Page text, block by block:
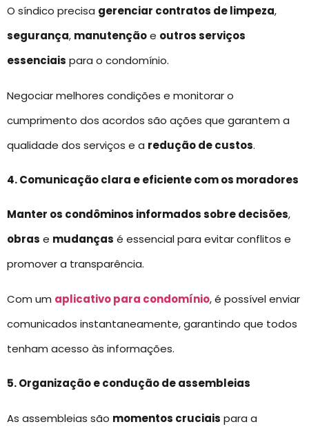
O síndico precisa gerenciar contratos de limpeza,
segurança, manutençãoe outros serviços
essenciais para o condomínio.
Negociar melhores condições e monitorar o
cumprimento dos acordos são ações que garantem a
qualidade dos serviços e a redução de custos.
4. Comunicação clara e eficiente com os moradores
Manter os condôminos informados sobre decisões,
obras e mudanças é essencial para evitar conflitos e
promover a transparência.
Com um aplicativo para condomínio, é possível enviar
comunicados instantaneamente, garantindo que todos
tenham acesso às informações.
5. Organização e condução de assembleias
As assembleias são momentos cruciais para a